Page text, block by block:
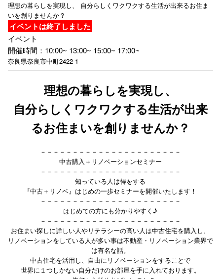
理想の暮らしを実現し、 自分らしくワクワクする生活が出来るお住ま
いを創りませんか？
イベントは終了しました
イベント
開催時間：10:00~ 13:00~ 15:00~ 17:00~
奈良県奈良市中町2422-1
理想の暮らしを実現し、
自分らしくワクワクする生活が出来
るお住まいを創りませんか？
－－－－－－－－－－－－－－－－－－－－－－
中古購入＋リノベーションセミナー
－－－－－－－－－－－－－－－－－－－－－－
知っている人は得をする
『中古＋リノベ』はじめの一歩セミナーを開催いたします！
－－－－－－－－－－－－－－－－－－－－－－
はじめての方にも分かりやすく♪
－－－－－－－－－－－－－－－－－－－－－－
お住まい探しに詳しい人やリテラシーの高い人は中古住宅を購入し、
リノベーションをしている人が多い事は不動産・リノベーション業界で
は有名な話。
中古住宅を活用し、自由にリノベーションをすることで
世界に１つしかない自分だけのお部屋を手に入れております。